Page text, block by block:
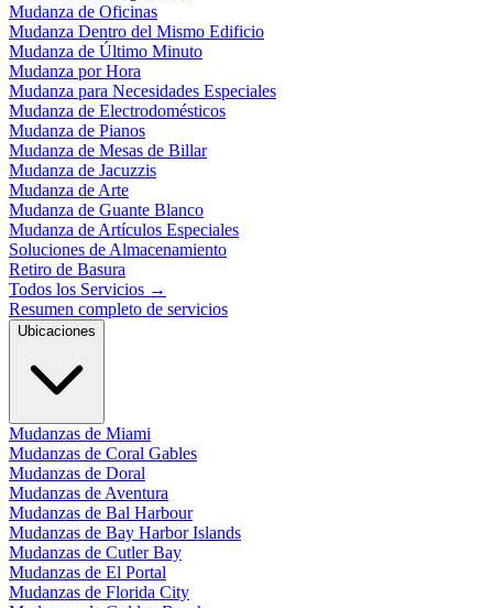
Mudanza de Oficinas
Mudanza Dentro del Mismo Edificio
Mudanza de Último Minuto
Mudanza por Hora
Mudanza para Necesidades Especiales
Mudanza de Electrodomésticos
Mudanza de Pianos
Mudanza de Mesas de Billar
Mudanza de Jacuzzis
Mudanza de Arte
Mudanza de Guante Blanco
Mudanza de Artículos Especiales
Soluciones de Almacenamiento
Retiro de Basura
Todos los Servicios →
Resumen completo de servicios
Ubicaciones
Mudanzas de Miami
Mudanzas de Coral Gables
Mudanzas de Doral
Mudanzas de Aventura
Mudanzas de Bal Harbour
Mudanzas de Bay Harbor Islands
Mudanzas de Cutler Bay
Mudanzas de El Portal
Mudanzas de Florida City